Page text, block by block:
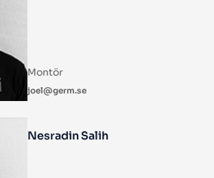
Montör
joel@germ.se
Nesradin Salih